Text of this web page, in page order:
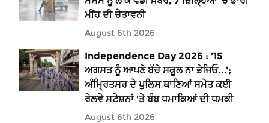
ਮੀਂਹ ਦੀ ਚੇਤਾਵਨੀ
August 6th 2026
Independence Day 2026 : '15
ਅਗਸਤ ਨੂੰ ਆਪਣੇ ਬੱਚੇ ਸਕੂਲ ਨਾ ਭੇਜਿਓ...';
ਅੰਮ੍ਰਿਤਸਰ ਦੇ ਪੁਲਿਸ ਥਾਣਿਆਂ ਸਮੇਤ ਕਈ
ਰੇਲਵੇ ਸਟੇਸ਼ਨਾਂ 'ਤੇ ਬੰਬ ਧਮਾਕਿਆਂ ਦੀ ਧਮਕੀ
August 6th 2026